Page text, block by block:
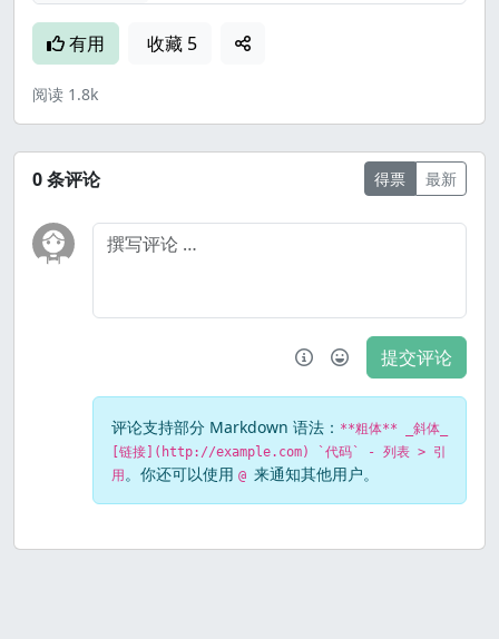
有用 收藏 5
阅读 1.8k
0条评论 得票 最新
提交评论
评论支持部分 Markdown 语法： **粗体** _斜体_
[链接](http://example.com) `代码` - 列表 > 引
用 。你还可以使用 @ 来通知其他用户。